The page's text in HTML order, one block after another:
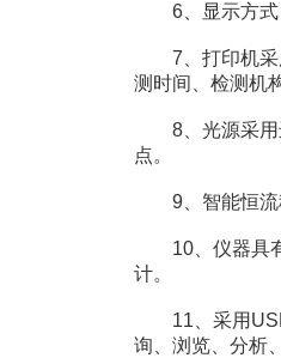
6、显示方式：
7、打印机采用
测时间、检测机
8、光源采用进
点。
9、智能恒流
10、仪器具有
计。
11、采用
询、浏览、分析